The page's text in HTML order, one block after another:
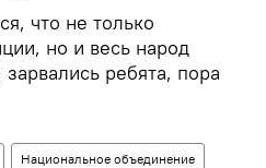
что не только
но и весь народ
ребята, пора
Национальное объединение